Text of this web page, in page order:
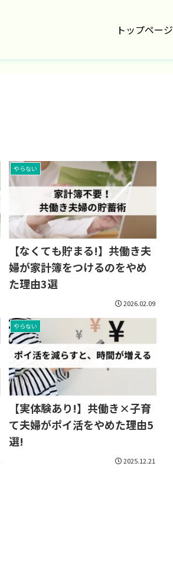
トップページ
やらない
【なくても貯まる!】共働き夫
婦が家計簿をつけるのをやめ
た理由3選
2026.02.09
やらない
【実体験あり!】共働き×子育
て夫婦がポイ活をやめた理由5
選!
2025.12.21